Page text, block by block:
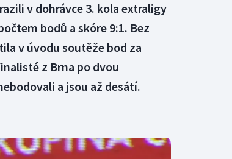
v dohrávce 3. kola extraligy
bodů a skóre 9:1. Bez
v úvodu soutěže bod za
z Brna po dvou
a jsou až desátí.